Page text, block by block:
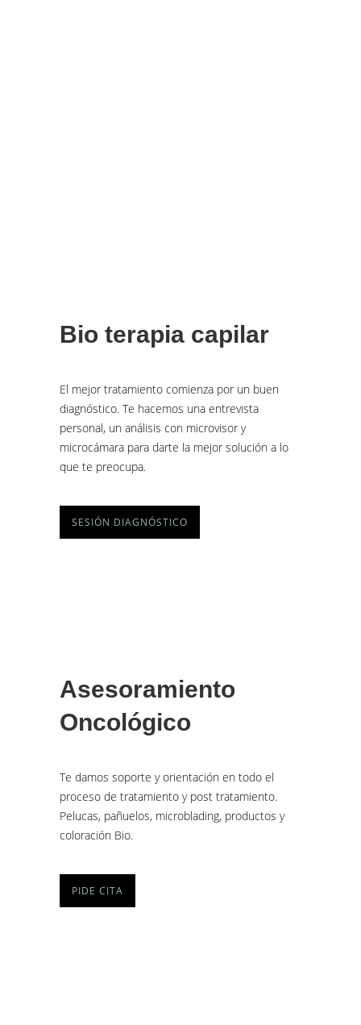
Bio terapia capilar
El mejor tratamiento comienza por un buen
diagnóstico. Te hacemos una entrevista
personal, un análisis con microvisor y
microcámara para darte la mejor solución a lo
que te preocupa.
SESIÓN DIAGNÓSTICO
Asesoramiento
Oncológico
Te damos soporte y orientación en todo el
proceso de tratamiento y post tratamiento.
Pelucas, pañuelos, microblading, productos y
coloración Bio.
PIDE CITA